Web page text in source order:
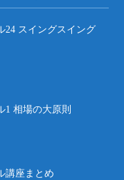
24 スイングスイング
1 相場の大原則
講座まとめ